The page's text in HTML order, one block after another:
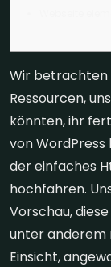
Wir betrachten
Ressourcen,
könnten, ihr
von
der einfaches
hochfahren.
Vorschau,
unter anderem
Einsicht,